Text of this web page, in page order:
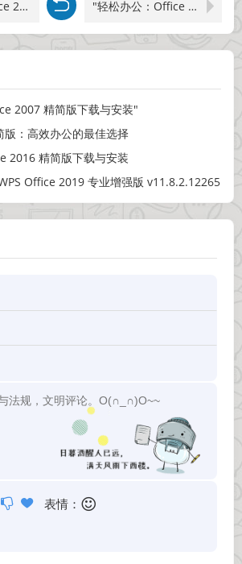
高效办公：Office 2016 精简版下载与安装 "轻松办公：Office 2007 精简版下载与安装"
2007 精简版下载与安装"
：高效办公的最佳选择
2016 精简版下载与安装
Office 2019 专业增强版 v11.8.2.12265
表情：